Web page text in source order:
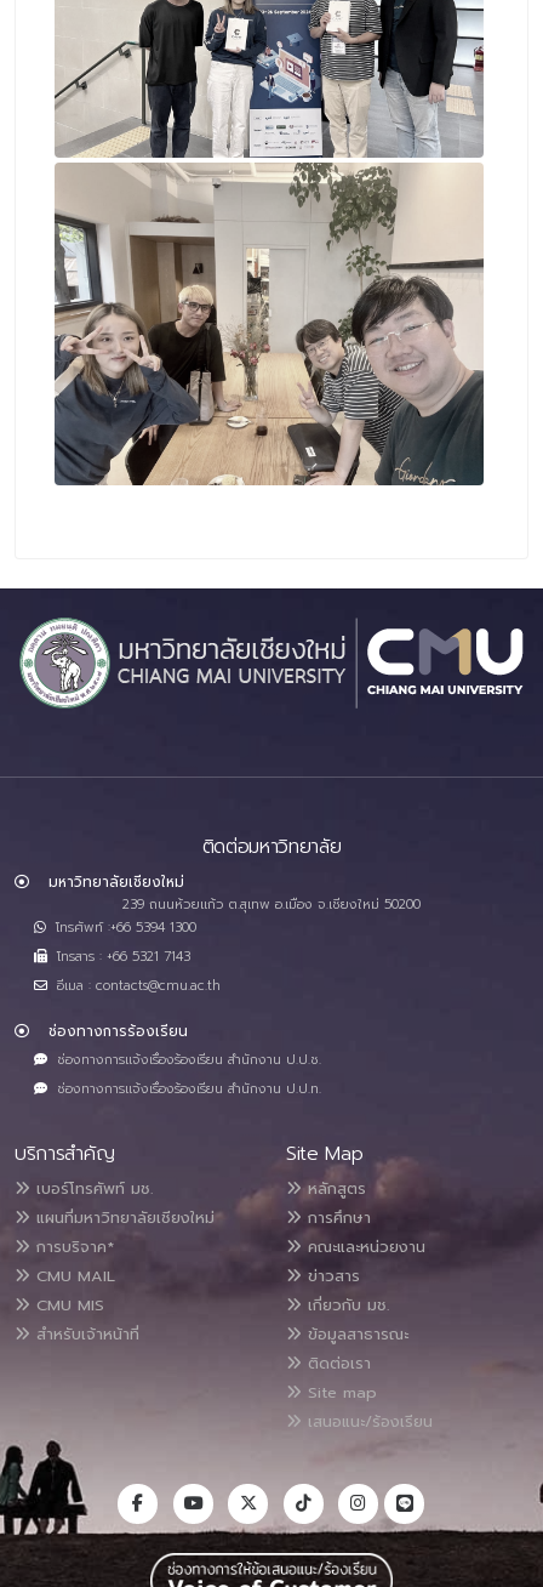
ติดต่อมหาวิทยาลัย
มหาวิทยาลัยเชียงใหม่
239 ถนนห้วยแก้ว ต.สุเทพ อ.เมือง จ.เชียงใหม่ 50200
โทรศัพท์ :+66 5394 1300
โทรสาร : +66 5321 7143
อีเมล : contacts@cmu.ac.th
ช่องทางการร้องเรียน
ช่องทางการแจ้งเรื่องร้องเรียน สำนักงาน ป.ป.ช.
ช่องทางการแจ้งเรื่องร้องเรียน สำนักงาน ป.ป.ท.
บริการสำคัญ
เบอร์โทรศัพท์ มช.
แผนที่มหาวิทยาลัยเชียงใหม่
การบริจาค*
CMU MAIL
CMU MIS
สำหรับเจ้าหน้าที่
Site Map
หลักสูตร
การศึกษา
คณะและหน่วยงาน
ข่าวสาร
เกี่ยวกับ มช.
ข้อมูลสาธารณะ
ติดต่อเรา
Site map
เสนอแนะ/ร้องเรียน